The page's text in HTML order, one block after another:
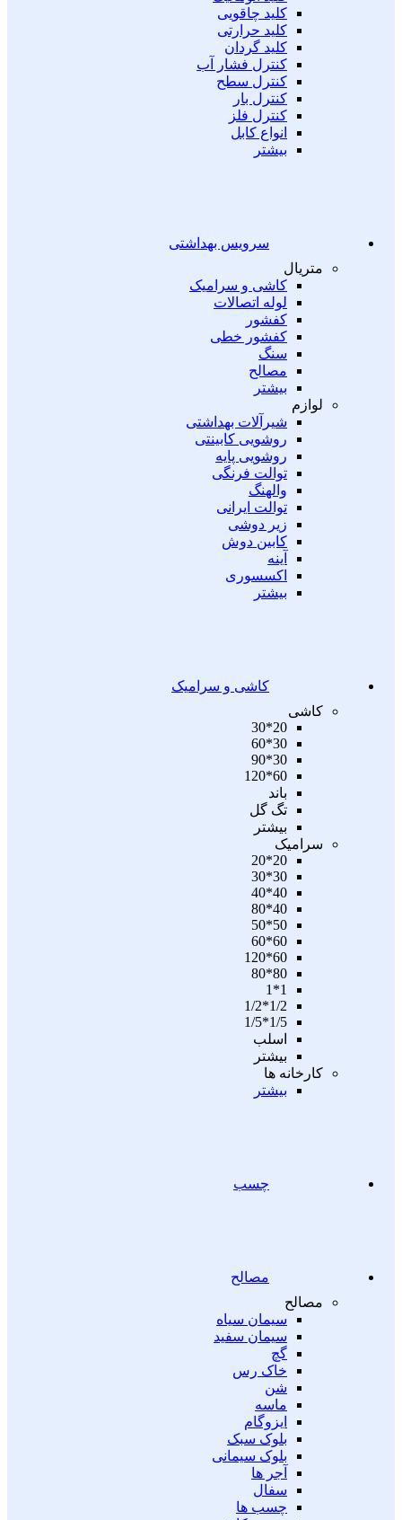
کلید چاقویی
کلید حرارتی
کلید گردان
کنترل فشار آب
کنترل سطح
کنترل بار
کنترل فلز
انواع کابل
بیشتر
سرویس بهداشتی
متریال
کاشی و سرامیک
لوله اتصالات
کفشور
کفشور خطی
سنگ
مصالح
بیشتر
لوازم
شیرآلات بهداشتی
روشویی کابینتی
روشویی پایه
توالت فرنگی
والهنگ
توالت ایرانی
زیر دوشی
کابین دوش
آینه
اکسسوری
بیشتر
کاشی و سرامیک
کاشی
20*30
30*60
30*90
60*120
باند
تگ گل
بیشتر
سرامیک
20*20
30*30
40*40
40*80
50*50
60*60
60*120
80*80
1*1
1/2*1/2
1/5*1/5
اسلب
بیشتر
کارخانه ها
بیشتر
چسب
مصالح
مصالح
سیمان سیاه
سیمان سفید
گچ
خاک رس
شن
ماسه
ایزوگام
بلوک سبک
بلوک سیمانی
آجر ها
سفال
چسب ها